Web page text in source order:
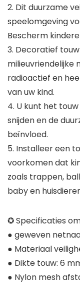
2. Dit duurzame
speelomgeving
Bescherm
3. Decoratief
milieuvriendelijke
radioactief en
van uw kind.
4. U kunt het
snijden en de
beïnvloed.
5. Installeer een
voorkomen dat
zoals trappen,
baby en
✪ Specificaties
● geweven
● Materiaal
● Dikte touw: 6
● Nylon mesh